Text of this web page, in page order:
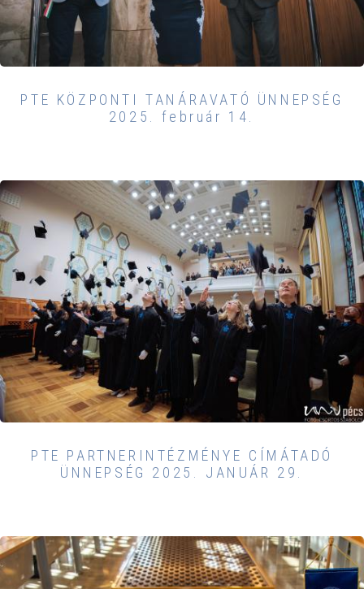
PTE KÖZPONTI TANÁRAVATÓ ÜNNEPSÉG
2025. február 14.
PTE PARTNERINTÉZMÉNYE CÍMÁTADÓ
ÜNNEPSÉG 2025. JANUÁR 29.